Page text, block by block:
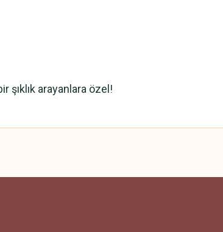
şıklık arayanlara özel!
Bu ürüne ilk yorumu siz yapın!
Ürün hakkında henüz soru sorulmamış.